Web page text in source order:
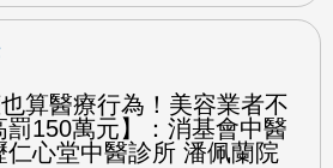
也算醫療行為！美容業者不
罰150萬元】：消基會中醫
仁心堂中醫診所 潘佩蘭院